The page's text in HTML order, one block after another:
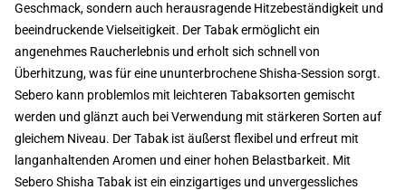
Geschmack, sondern auch herausragende Hitzebeständigkeit und
beeindruckende Vielseitigkeit. Der Tabak ermöglicht ein
angenehmes Raucherlebnis und erholt sich schnell von
Überhitzung, was für eine ununterbrochene Shisha-Session sorgt.
Sebero kann problemlos mit leichteren Tabaksorten gemischt
werden und glänzt auch bei Verwendung mit stärkeren Sorten auf
gleichem Niveau. Der Tabak ist äußerst flexibel und erfreut mit
langanhaltenden Aromen und einer hohen Belastbarkeit. Mit
Sebero Shisha Tabak ist ein einzigartiges und unvergessliches